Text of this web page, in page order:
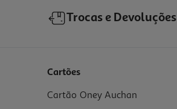
Trocas e Devoluções
Cartões
Cartão Oney Auchan